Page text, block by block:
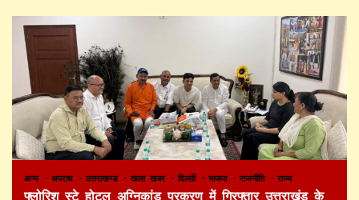
अन्य अपराध उत्तराखण्ड खास खबर दिल्ली भाजपा राजनीति राज्य
फ्लोरिश स्टे होटल अग्निकांड प्रकरण में गिरफ्तार उत्तराखंड के